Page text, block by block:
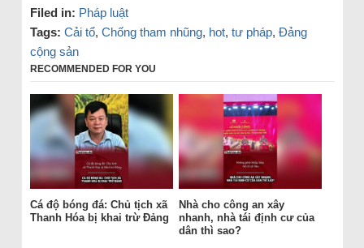
Filed in: Pháp luật
Tags: Cải tổ, Chống tham nhũng, hot, tư pháp, Đảng
cộng sản
RECOMMENDED FOR YOU
Cá độ bóng đá: Chủ tịch xã
Thanh Hóa bị khai trừ Đảng
Nhà cho công an xây
nhanh, nhà tái định cư của
dân thì sao?